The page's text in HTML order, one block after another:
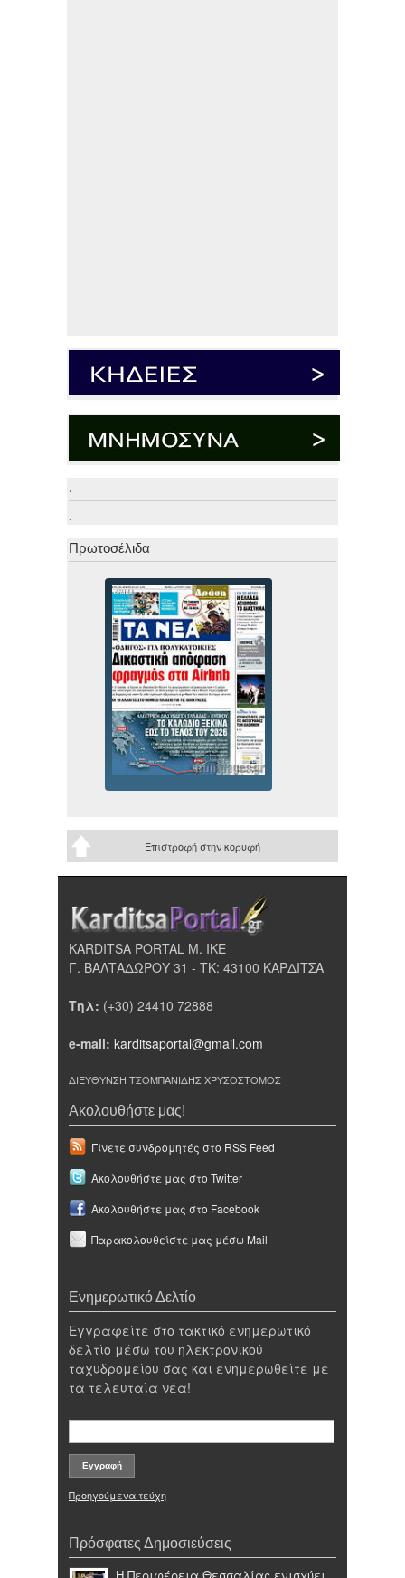
.
.
Πρωτοσέλιδα
Επιστροφή στην κορυφή
KARDITSA PORTAL Μ. ΙΚΕ
Γ. ΒΑΛΤΑΔΩΡΟΥ 31 - ΤΚ: 43100 ΚΑΡΔΙΤΣΑ
Τηλ: (+30) 24410 72888
e-mail: karditsaportal@gmail.com
ΔΙΕΥΘΥΝΣΗ ΤΣΟΜΠΑΝΙΔΗΣ ΧΡΥΣΟΣΤΟΜΟΣ
Ακολουθήστε μας!
Γίνετε συνδρομητές στο RSS Feed
Ακολουθήστε μας στο Twitter
Ακολουθήστε μας στο Facebook
Παρακολουθείστε μας μέσω Mail
Ενημερωτικό Δελτίο
Εγγραφείτε στο τακτικό ενημερωτικό
δελτίο μέσω του ηλεκτρονικού
ταχυδρομείου σας και ενημερωθείτε με
τα τελευταία νέα!
Προηγούμενα τεύχη
Πρόσφατες Δημοσιεύσεις